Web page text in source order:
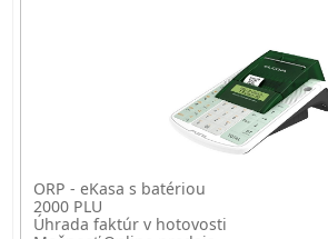
ORP - eKasa s batériou
2000 PLU
Úhrada faktúr v hotovosti